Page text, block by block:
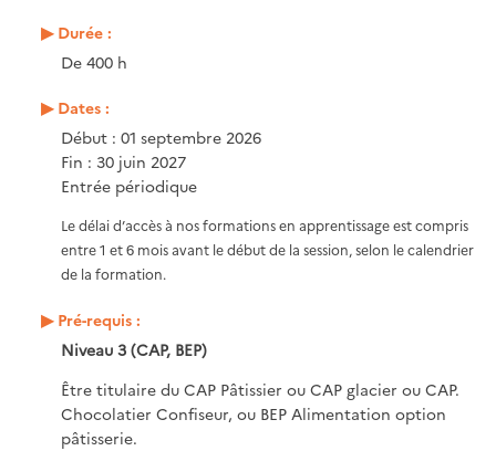
Durée :
De 400 h
Dates :
Début : 01 septembre 2026
Fin : 30 juin 2027
Entrée périodique
Le délai d’accès à nos formations en apprentissage est compris
entre 1 et 6 mois avant le début de la session, selon le calendrier
de la formation.
Pré-requis :
Niveau 3 (CAP, BEP)
Être titulaire du CAP Pâtissier ou CAP glacier ou CAP.
Chocolatier Confiseur, ou BEP Alimentation option
pâtisserie.